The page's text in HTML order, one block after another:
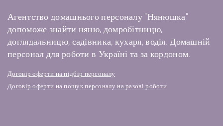
Агентство домашнього персоналу "Нянюшка"
допоможе знайти няню, домробітницю,
доглядальницю, садівника, кухаря, водія. Домашній
персонал для роботи в Україні та за кордоном.
Договір оферти на підбір персоналу
Договір оферти на пошук персоналу на разові роботи